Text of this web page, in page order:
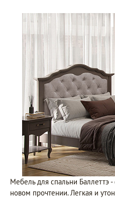
Мебель для спальни Баллеттэ
новом прочтении. Легкая и